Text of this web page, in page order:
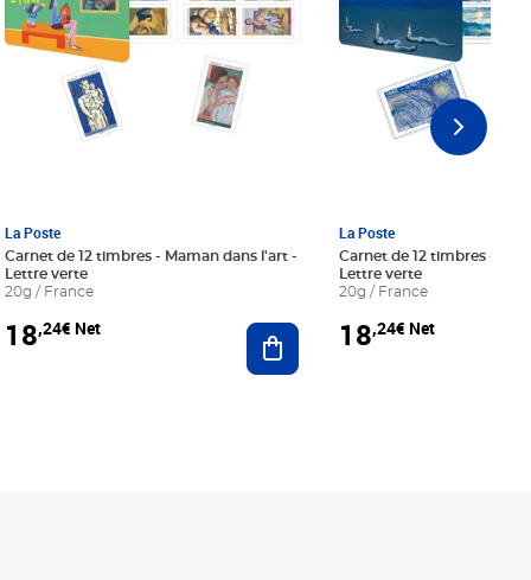
au panier
La Poste
Carnet de 12 timbres - Maman dans l'art -
Lettre verte
20g / France
18,24€ Net Ajouter au panier
La Poste
Carnet de 12 timbres - Le
Lettre verte
20g / France
18,24€ Net